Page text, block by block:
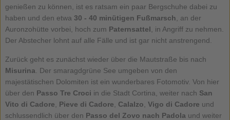
genießen zu können, ist es ratsam ein paar Bergschuhe dabei zu
haben und den etwa 30 - 40 minütigen Fußmarsch , an der
Auronzohütte vorbei, hoch zum Paternsattel , in Angriff zu nehmen.
Der Abstecher lohnt auf alle Fälle und ist gar nicht anstrengend.
Zurück geht es zunächst wieder über die Mautstraße bis nach
Misurina . Der smaragdgrüne See umgeben von den
majestätischen Dolomiten ist ein wunderbares Fotomotiv. Von hier
über den Passo Tre Croci in die Stadt Cortina, weiter nach San
Vito di Cadore
Pieve di Cadore Calalzo Vigo di Cadore und
schlussendlich über den Passo del Zovo nach Padola und weiter